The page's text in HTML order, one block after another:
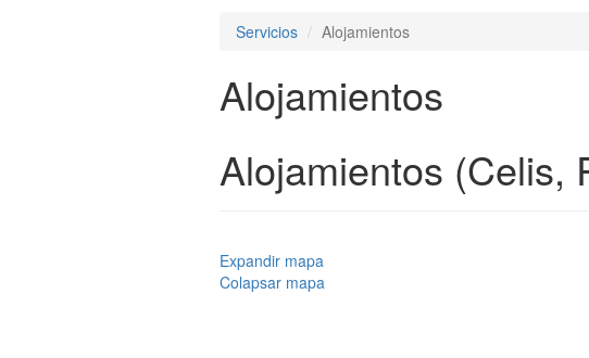
Servicios Alojamientos
Alojamientos
Alojamientos (Celis,
Expandir mapa
Colapsar mapa